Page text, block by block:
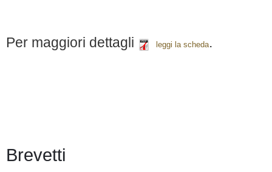
Per maggiori dettagli leggi la scheda.
Brevetti